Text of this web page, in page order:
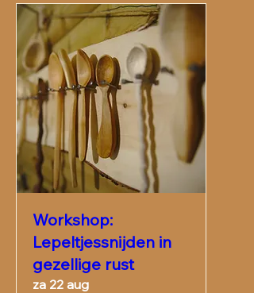
Workshop:
Lepeltjessnijden in
gezellige rust
za 22 aug